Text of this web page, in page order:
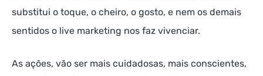
substitui o toque, o cheiro, o gosto, e nem os demais
sentidos o live marketing nos faz vivenciar.
As ações, vão ser mais cuidadosas, mais conscientes,